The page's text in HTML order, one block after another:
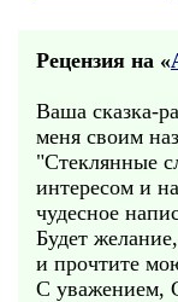
Рецензия на «
Ваша сказка-
меня своим
"Стеклянные
интересом и
чудесное
Будет
и прочтите
С уважением,